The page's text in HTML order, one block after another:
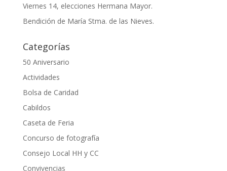
Viernes 14, elecciones Hermana Mayor.
Bendición de María Stma. de las Nieves.
Categorías
50 Aniversario
Actividades
Bolsa de Caridad
Cabildos
Caseta de Feria
Concurso de fotografía
Consejo Local HH y CC
Convivencias